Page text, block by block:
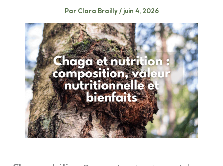
Par Clara Brailly/ juin 4, 2026